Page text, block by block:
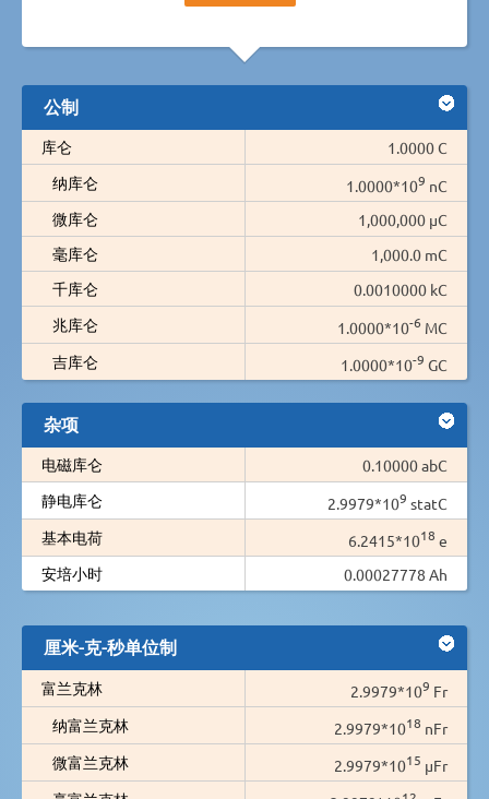
公制
库仑
1.0000 C
纳库仑
1.0000*109 nC
微库仑
1,000,000 µC
毫库仑
1,000.0 mC
千库仑
0.0010000 kC
兆库仑
1.0000*10-6 MC
吉库仑
1.0000*10-9 GC
杂项
电磁库仑
0.10000 abC
静电库仑
2.9979*109 statC
基本电荷
6.2415*1018 e
安培小时
0.00027778 Ah
厘米-克-秒单位制
富兰克林 2.9979*109 Fr
纳富兰克林
2.9979*1018 nFr
微富兰克林
2.9979*1015 µFr